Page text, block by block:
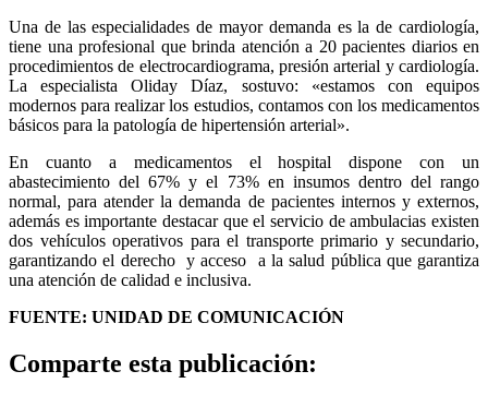
Una de las especialidades de mayor demanda es la de cardiología,
tiene una profesional que brinda atención a 20 pacientes diarios en
procedimientos de electrocardiograma, presión arterial y cardiología.
La especialista Oliday Díaz, sostuvo: «estamos con equipos
modernos para realizar los estudios, contamos con los medicamentos
básicos para la patología de hipertensión arterial».
En cuanto a medicamentos el hospital dispone con un
abastecimiento del 67% y el 73% en insumos dentro del rango
normal, para atender la demanda de pacientes internos y externos,
además es importante destacar que el servicio de ambulacias existen
dos vehículos operativos para el transporte primario y secundario,
garantizando el derecho y acceso a la salud pública que garantiza
una atención de calidad e inclusiva.
FUENTE: UNIDAD DE COMUNICACIÓN
Comparte esta publicación: